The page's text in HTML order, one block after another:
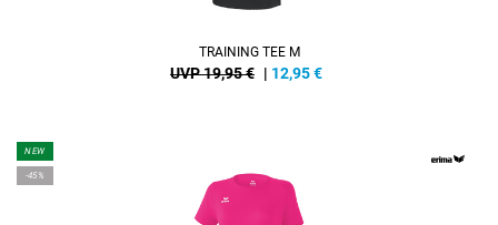
TRAINING TEE M
UVP 19,95 € | 12,95€
NEW
-45%